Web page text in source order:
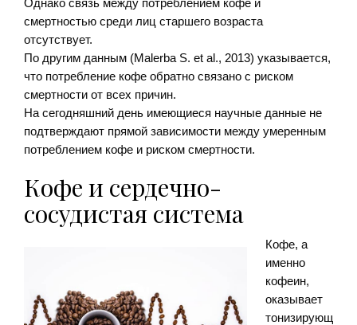
смертностью среди лиц старшего возраста
отсутствует.
По другим данным (Malerba S. et al., 2013) указывается,
что потребление кофе обратно связано с риском
смертности от всех причин.
На сегодняшний день имеющиеся научные данные не
подтверждают прямой зависимости между умеренным
потреблением кофе и риском смертности.
Кофе и сердечно-
сосудистая система
Кофе, а
именно
кофеин,
оказывает
тонизирующ